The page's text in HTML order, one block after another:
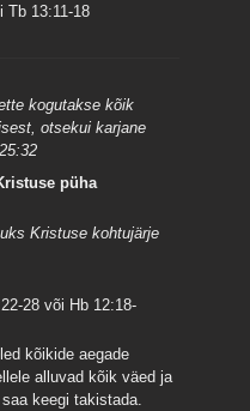
Tb 13:11-18
kogutakse kõik
otsekui karjane
püha
Kristuse kohtujärje
28 või Hb 12:18-
kõikide aegade
alluvad kõik väed ja
keegi takistada.